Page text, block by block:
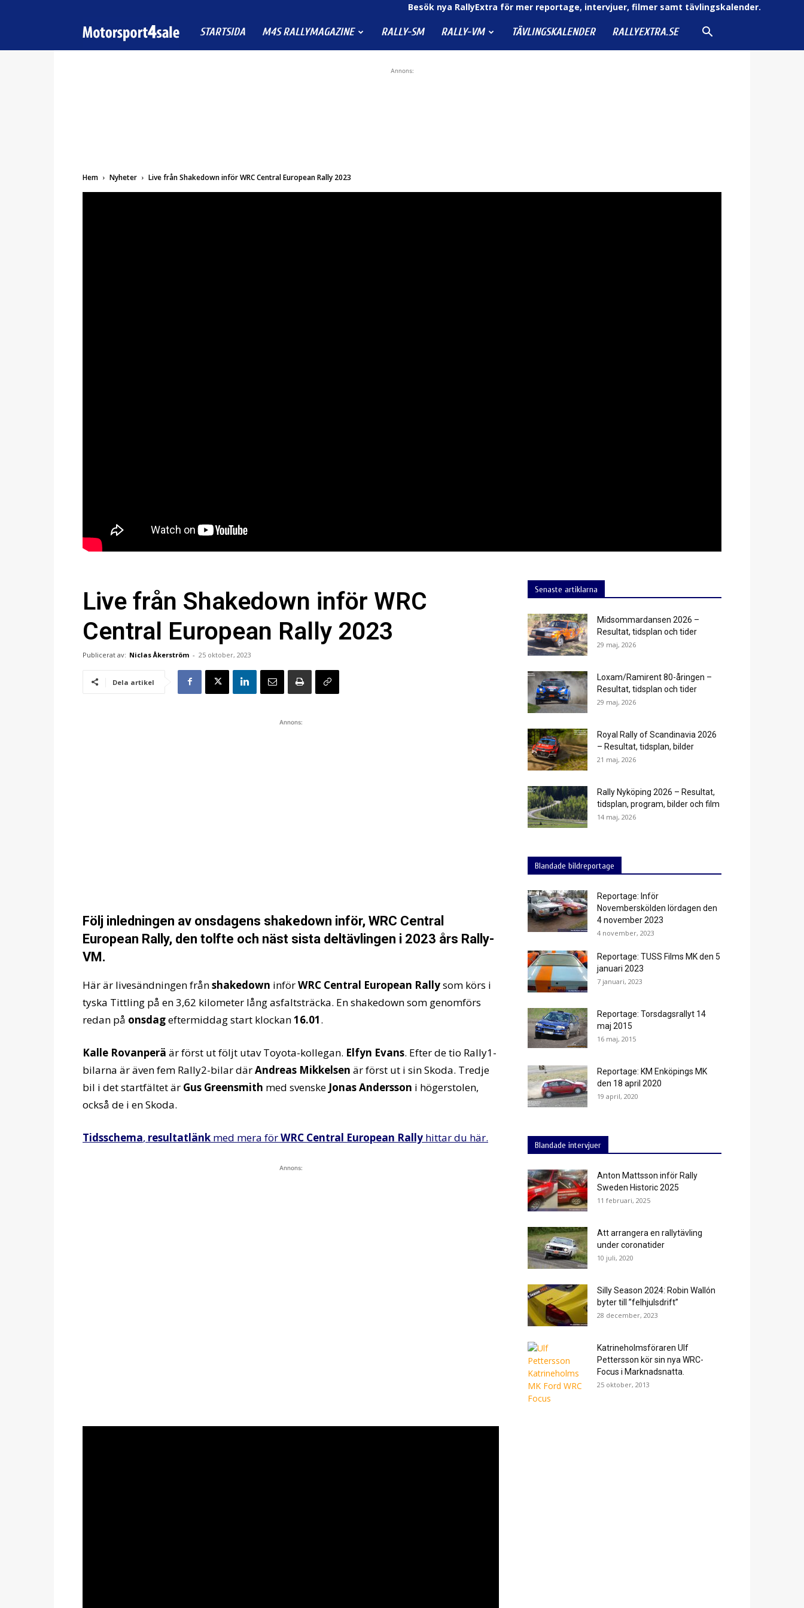
Besök nya RallyExtra för mer reportage, intervjuer, filmer samt tävlingskalender.
Motorsport4sale
STARTSIDA M4S RALLYMAGAZINE RALLY-SM RALLY-VM TÄVLINGSKALENDER RALLYEXTRA.SE
Annons:
Hem Nyheter Live från Shakedown inför WRC Central European Rally 2023
Live från Shakedown inför WRC
Central European Rally 2023
Publicerat av: Niclas Åkerström - 25 oktober, 2023
Dela artikel
Annons:
Följ inledningen av onsdagens shakedown inför, WRC Central
European Rally, den tolfte och näst sista deltävlingen i 2023 års Rally-
VM.
Här är livesändningen frånshakedown införWRC Central European Rallysom körs i
tyska Tittling på en 3,62 kilometer lång asfaltsträcka. En shakedown som genomförs
redan på onsdageftermiddag start klockan16.01.
Kalle Rovanperä är först ut följt utav Toyota-kollegan. Elfyn Evans. Efter de tio Rally1-
bilarna är även fem Rally2-bilar därAndreas Mikkelsen är först ut i sin Skoda. Tredje
bil i det startfältet är Gus Greensmith med svenske Jonas Andersson i högerstolen,
också de i en Skoda.
Tidsschema, resultatlänk med mera förWRC Central European Rally hittar du här.
Annons:
Senaste artiklarna
Midsommardansen 2026 –
Resultat, tidsplan och tider
29 maj, 2026
Loxam/Ramirent 80-åringen –
Resultat, tidsplan och tider
29 maj, 2026
Royal Rally of Scandinavia 2026
– Resultat, tidsplan, bilder
21 maj, 2026
Rally Nyköping 2026 – Resultat,
tidsplan, program, bilder och film
14 maj, 2026
Blandade bildreportage
Reportage: Inför
Novemberskölden lördagen den
4 november 2023
4 november, 2023
Reportage: TUSS Films MK den 5
januari 2023
7 januari, 2023
Reportage: Torsdagsrallyt 14
maj 2015
16 maj, 2015
Reportage: KM Enköpings MK
den 18 april 2020
19 april, 2020
Blandade intervjuer
Anton Mattsson inför Rally
Sweden Historic 2025
11 februari, 2025
Att arrangera en rallytävling
under coronatider
10 juli, 2020
Silly Season 2024: Robin Wallón
byter till ”felhjulsdrift”
28 december, 2023
Katrineholmsföraren Ulf
Pettersson kör sin nya WRC-
Focus i Marknadsnatta.
25 oktober, 2013